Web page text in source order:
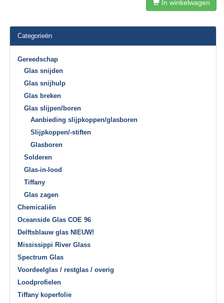
In winkelwagen
Categorieën
Gereedschap
Glas snijden
Glas snijhulp
Glas breken
Glas slijpen/boren
Aanbieding slijpkoppen/glasboren
Slijpkoppen/-stiften
Glasboren
Solderen
Glas-in-lood
Tiffany
Glas zagen
Chemicaliën
Oceanside Glas COE 96
Delftsblauw glas NIEUW!
Mississippi River Glass
Spectrum Glas
Voordeelglas / restglas / overig
Loodprofielen
Tiffany koperfolie